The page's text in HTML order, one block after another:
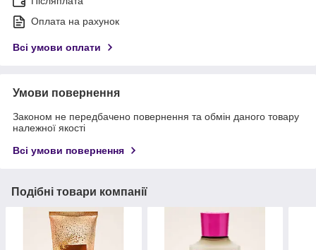
Оплата на рахунок
Всі умови оплати
Умови повернення
Законом не передбачено повернення та обмін даного товару
належної якості
Всі умови повернення
Подібні товари компанії